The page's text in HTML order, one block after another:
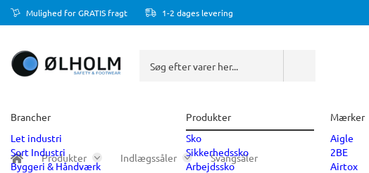
Mulighed for GRATIS fragt 1-2 dages levering
Brancher
Let industri
Sort Industri
Byggeri & Håndværk
Produkter
Sko
Sikkerhedssko
Arbejdssko
Mærker
Aigle
2BE
Airtox
Produkter Indlægssåler Svangsåler